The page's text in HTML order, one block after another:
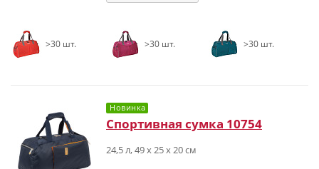
>30 шт. >30 шт. >30 шт.
Новинка
Спортивная сумка 10754
24,5 л, 49 х 25 х 20 см